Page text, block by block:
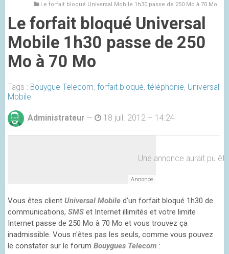
Le forfait bloqué Universal Mobile 1h30 passe de 250 Mo à 70 Mo
Le forfait bloqué Universal
Mobile 1h30 passe de 250
Mo à 70 Mo
Tags : Bouygue Telecom, forfait bloqué, téléphonie, Universal
Mobile
Administrateur — 18 juil. 2012 – 14:24
Une annonce aurait pu
Vous êtes client Universal Mobile d'un forfait bloqué 1h30 de
communications, SMS et Internet illimités et votre limite
Internet passe de 250 Mo à 70 Mo et vous trouvez ça
inadmissible. Vous n'êtes pas les seuls, comme vous pouvez
le constater sur le forum Bouygues Telecom :